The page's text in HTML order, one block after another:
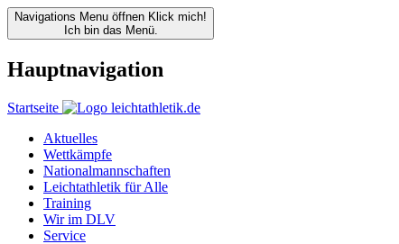
Navigations Menu öffnen Klick mich!
Ich bin das Menü.
Hauptnavigation
Startseite
Aktuelles
Wettkämpfe
Nationalmannschaften
Leichtathletik für Alle
Training
Wir im DLV
Service